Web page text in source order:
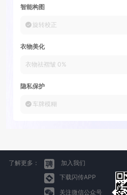
智能构图
旋转校正
衣物美化
衣物祛褶皱 0%
隐私保护
车牌模糊
了解更多：
加入我们
下载闪传APP
关注微信公众号